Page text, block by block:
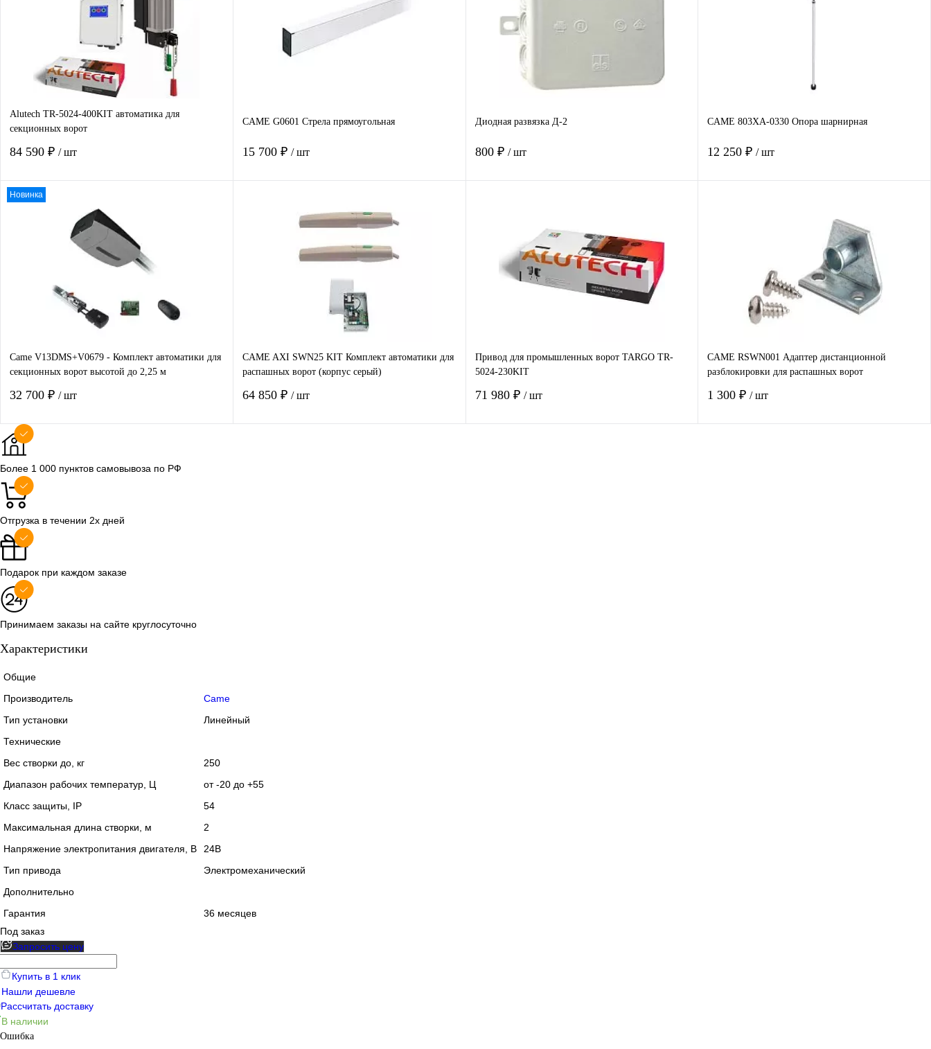
Alutech TR-5024-400KIT автоматика для
секционных ворот
84 590 ₽ / шт
В корзину
Купить в 1 клик Сравнение
CAME G0601 Стрела прямоугольная
15 700 ₽ / шт
Купить в 1 клик Сравнение
Диодная развязка Д-2
800 ₽ / шт
Купить в 1 клик Сравнение
В избранное В наличии
CAME 803XA-0330 Опора шарнирная
12 250 ₽/ шт
Сравнение
В избранное Под заказ
Новинка
Came V13DMS+V0679 - Комплект автоматики для
секционных ворот высотой до 2,25 м
32 700 ₽ / шт
В избранное
CAME AXI SWN25 KIT Комплект автоматики для
распашных ворот (корпус серый)
64 850 ₽ / шт
Привод для промышленных ворот TARGO TR-
5024-230KIT
71 980 ₽ / шт
CAME RSWN001 Адаптер дистанционной
разблокировки для распашных ворот
1 300 ₽/ шт
Более 1 000 пунктов самовывоза по РФ
Отгрузка в течении 2х дней
Подарок при каждом заказе
Принимаем заказы на сайте круглосуточно
Характеристики
Общие
Производитель
Came
Тип установки
Линейный
Технические
Вес створки до, кг
250
Диапазон рабочих температур, Ц
от -20 до +55
Класс защиты, IP
54
Максимальная длина створки, м
2
Напряжение электропитания двигателя, В
24В
Тип привода
Электромеханический
Дополнительно
Гарантия
36 месяцев
Под заказ
Запросить цену
Купить в 1 клик
Нашли дешевле
Рассчитать доставку
В наличии
Ошибка